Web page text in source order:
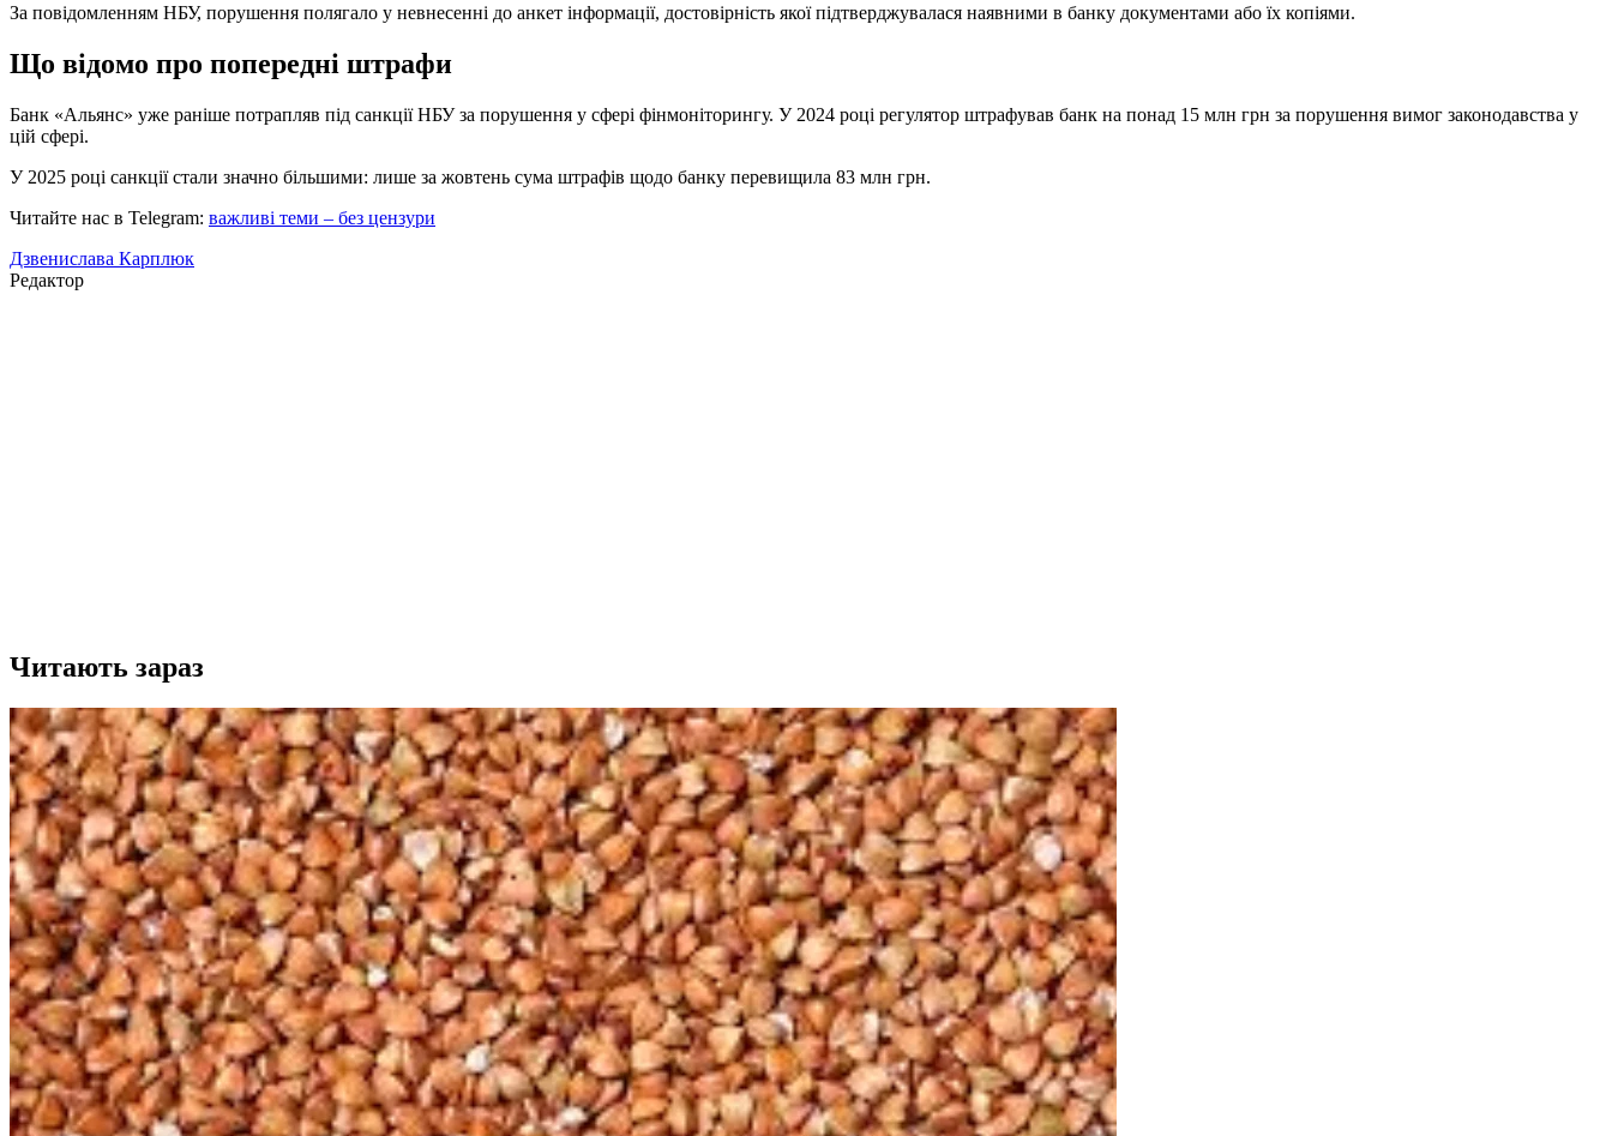
За повідомленням НБУ, порушення полягало у невнесенні до анкет інформації, достовірність якої підтверджувалася наявними в банку документами або їх копіями.
Що відомо про попередні штрафи
Банк «Альянс» уже раніше потрапляв під санкції НБУ за порушення у сфері фінмоніторингу. У 2024 році регулятор штрафував банк на понад 15 млн грн за порушення вимог законодавства у
цій сфері.
У 2025 році санкції стали значно більшими: лише за жовтень сума штрафів щодо банку перевищила 83 млн грн.
Читайте нас в Telegram: важливі теми – без цензури
Дзвенислава Карплюк
Редактор
Читають зараз